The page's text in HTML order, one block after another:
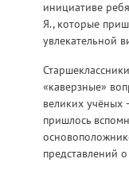
инициативе
Я., которые
увлекательной
«каверзные»
великих учёных
пришлось
представлений